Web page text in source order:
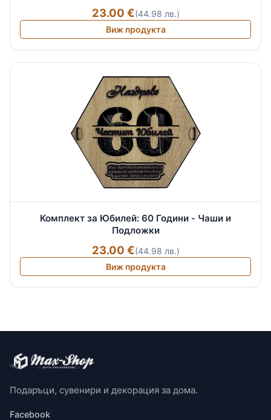
23.00 €(44.98 лв.)
Виж продукта
Комплект за Юбилей: 60 Години - Чаши и
Подложки
23.00 €(44.98 лв.)
Виж продукта
Подаръци, сувенири и декорация за дома.
Facebook